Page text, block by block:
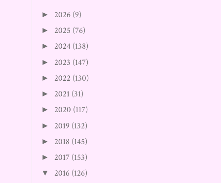
► 2026 (9)
► 2025 (76)
► 2024 (138)
► 2023 (147)
► 2022 (130)
► 2021 (31)
► 2020 (117)
► 2019 (132)
► 2018 (145)
► 2017 (153)
▼ 2016 (126)